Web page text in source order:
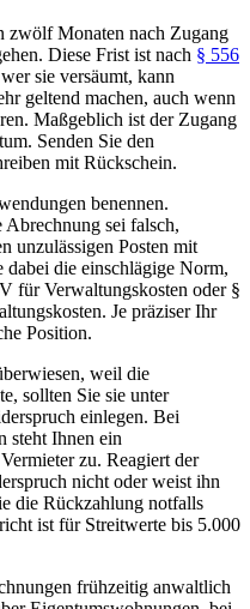
zwölf Monaten nach Zugang
Diese Frist ist nach § 556
sie versäumt, kann
geltend machen, auch wenn
Maßgeblich ist der Zugang
Senden Sie den
mit Rückschein.
benennen.
Abrechnung sei falsch,
unzulässigen Posten mit
die einschlägige Norm,
für Verwaltungskosten oder §
Je präziser Ihr
Position.
weil die
sollten Sie sie unter
einlegen. Bei
steht Ihnen ein
zu. Reagiert der
nicht oder weist ihn
die Rückzahlung notfalls
ist für Streitwerte bis 5.000
frühzeitig anwaltlich